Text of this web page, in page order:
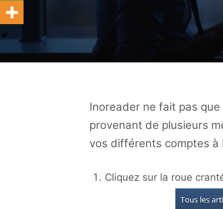
Inoreader ne fait pas que
provenant de plusieurs
vos différents comptes à
Cliquez sur la roue